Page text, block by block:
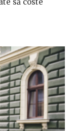
să coste